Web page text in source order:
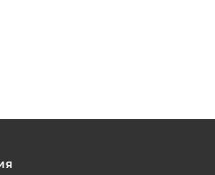
динамичный вид, подчёркивая их